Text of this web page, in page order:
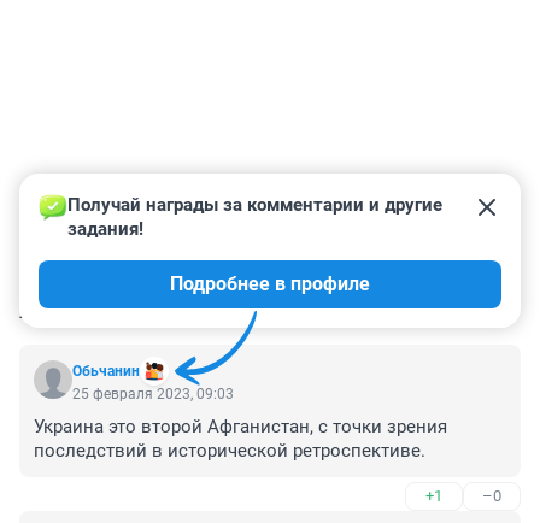
КОММЕНТАРИИ 59
Обьчанин
Получай награды за комментарии и другие
задания!
Подробнее в профиле
25 февраля 2023, 09:03
Украина это второй Афганистан, с точки зрения
последствий в исторической ретроспективе.
+1 –0